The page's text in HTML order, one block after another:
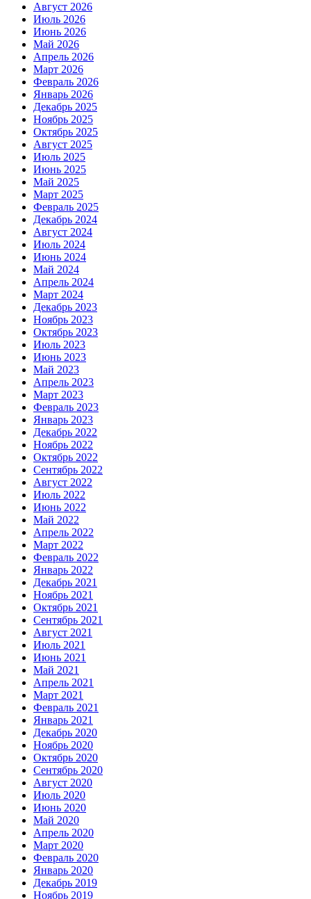
Август 2026
Июль 2026
Июнь 2026
Май 2026
Апрель 2026
Март 2026
Февраль 2026
Январь 2026
Декабрь 2025
Ноябрь 2025
Октябрь 2025
Август 2025
Июль 2025
Июнь 2025
Май 2025
Март 2025
Февраль 2025
Декабрь 2024
Август 2024
Июль 2024
Июнь 2024
Май 2024
Апрель 2024
Март 2024
Декабрь 2023
Ноябрь 2023
Октябрь 2023
Июль 2023
Июнь 2023
Май 2023
Апрель 2023
Март 2023
Февраль 2023
Январь 2023
Декабрь 2022
Ноябрь 2022
Октябрь 2022
Сентябрь 2022
Август 2022
Июль 2022
Июнь 2022
Май 2022
Апрель 2022
Март 2022
Февраль 2022
Январь 2022
Декабрь 2021
Ноябрь 2021
Октябрь 2021
Сентябрь 2021
Август 2021
Июль 2021
Июнь 2021
Май 2021
Апрель 2021
Март 2021
Февраль 2021
Январь 2021
Декабрь 2020
Ноябрь 2020
Октябрь 2020
Сентябрь 2020
Август 2020
Июль 2020
Июнь 2020
Май 2020
Апрель 2020
Март 2020
Февраль 2020
Январь 2020
Декабрь 2019
Ноябрь 2019